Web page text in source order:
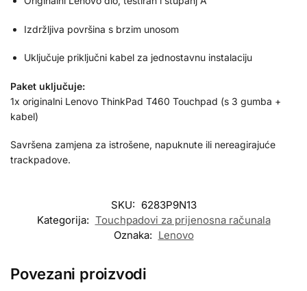
Izdržljiva površina s brzim unosom
Uključuje priključni kabel za jednostavnu instalaciju
Paket uključuje:
1x originalni Lenovo ThinkPad T460 Touchpad (s 3 gumba +
kabel)
Savršena zamjena za istrošene, napuknute ili nereagirajuće
trackpadove.
SKU: 6283P9N13
Kategorija: Touchpadovi za prijenosna računala
Oznaka: Lenovo
Povezani proizvodi